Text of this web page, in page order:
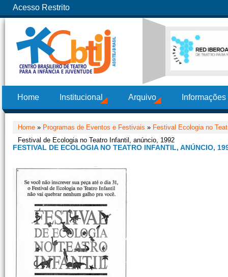
Acesso Restrito
Home Institucional Arquivo
Home » Programas de Eventos e Festivais » Festival Ecologia no
Festival de Ecologia no Teatro Infantil, anúncio, 1992
FESTIVAL DE ECOLOGIA NO TEATRO INFANTIL, ANÚNCIO,